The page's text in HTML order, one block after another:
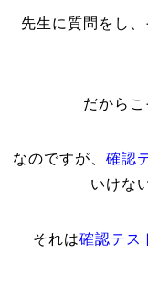
先生に質問をし
だからこ
なのですが、確認
いけな
それは確認テス